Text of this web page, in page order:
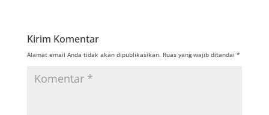
Kirim Komentar
Alamat email Anda tidak akan dipublikasikan. Ruas yang wajib ditandai *